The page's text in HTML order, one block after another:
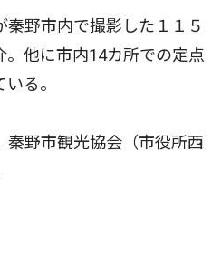
野市内で撮影した１１５
他に市内14カ所での定点
る。
野市観光協会（市役所西